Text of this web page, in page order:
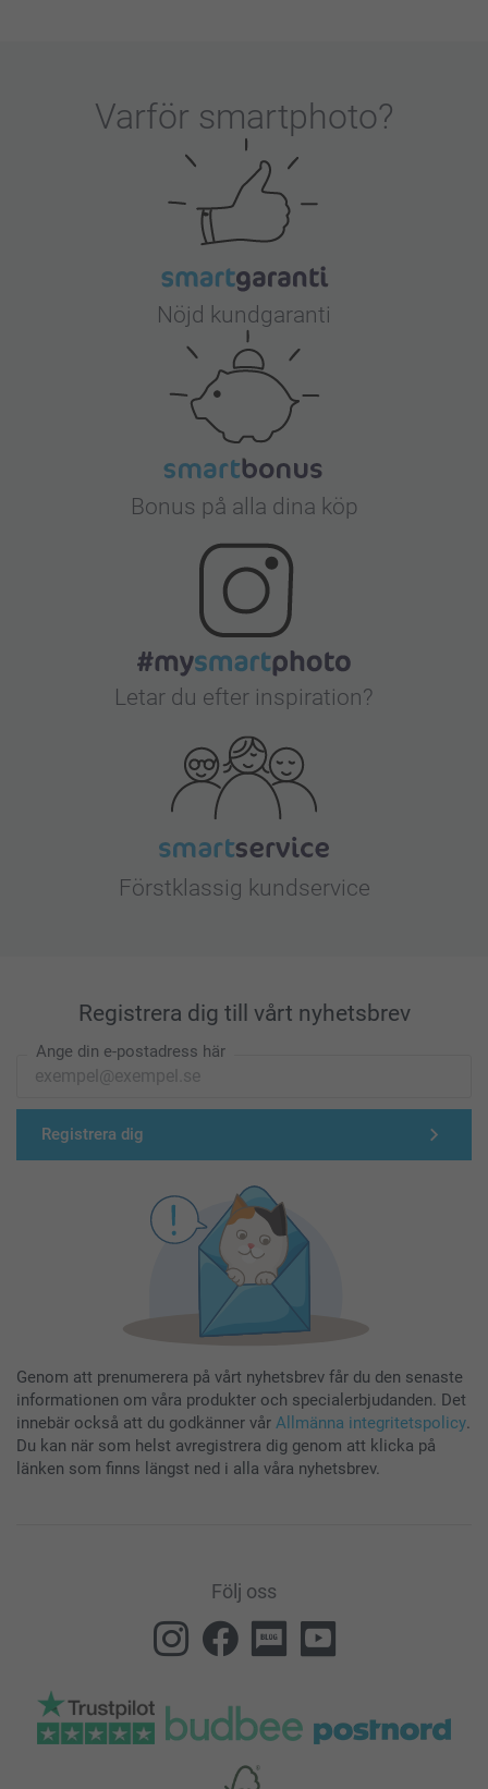
Varför smartphoto?
Nöjd kundgaranti
Bonus på alla dina köp
Letar du efter inspiration?
Förstklassig kundservice
Registrera dig till vårt nyhetsbrev
Ange din e-postadress här
Registrera dig
Genom att prenumerera på vårt nyhetsbrev får du den senaste
informationen om våra produkter och specialerbjudanden. Det
innebär också att du godkänner vår Allmänna integritetspolicy.
Du kan när som helst avregistrera dig genom att klicka på
länken som finns längst ned i alla våra nyhetsbrev.
Följ oss